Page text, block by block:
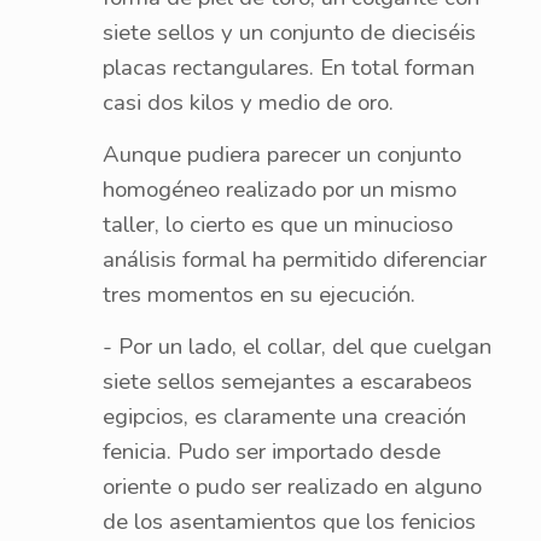
siete sellos y un conjunto de dieciséis
placas rectangulares. En total forman
casi dos kilos y medio de oro.
Aunque pudiera parecer un conjunto
homogéneo realizado por un mismo
taller, lo cierto es que un minucioso
análisis formal ha permitido diferenciar
tres momentos en su ejecución.
- Por un lado, el collar, del que cuelgan
siete sellos semejantes a escarabeos
egipcios, es claramente una creación
fenicia. Pudo ser importado desde
oriente o pudo ser realizado en alguno
de los asentamientos que los fenicios